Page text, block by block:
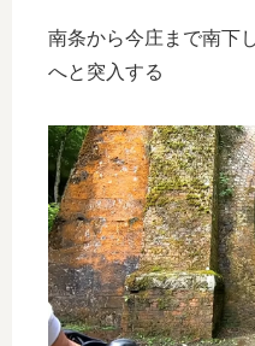
南条から今庄まで南下
へと突入する